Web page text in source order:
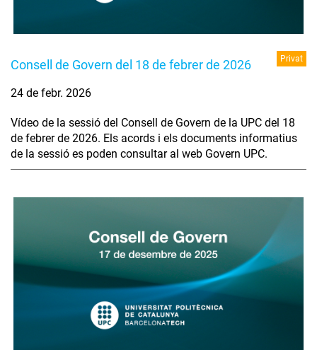
Consell de Govern del 18 de febrer de 2026 Privat
24 de febr. 2026
Vídeo de la sessió del Consell de Govern de la UPC del 18
de febrer de 2026. Els acords i els documents informatius
de la sessió es poden consultar al web Govern UPC.